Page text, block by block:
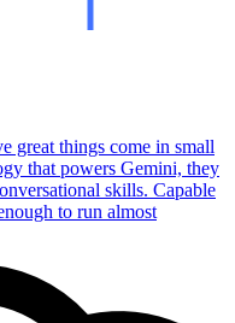
great things come in small
that powers Gemini, they
skills. Capable
to run almost